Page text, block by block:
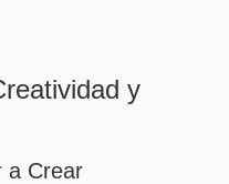
y
a Crear